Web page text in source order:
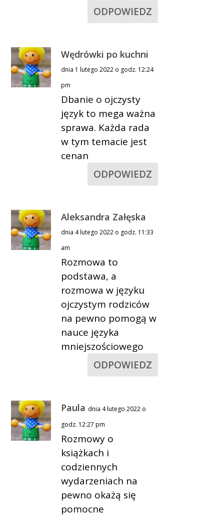
ODPOWIEDZ
Wędrówki po kuchni
dnia 1 lutego 2022 o godz. 12:24
pm
Dbanie o ojczysty
język to mega ważna
sprawa. Każda rada
w tym temacie jest
cenan
ODPOWIEDZ
Aleksandra Załęska
dnia 4 lutego 2022 o godz. 11:33
am
Rozmowa to
podstawa, a
rozmowa w języku
ojczystym rodziców
na pewno pomogą w
nauce języka
mniejszościowego
ODPOWIEDZ
Paula dnia 4 lutego 2022 o
godz. 12:27 pm
Rozmowy o
książkach i
codziennych
wydarzeniach na
pewno okażą się
pomocne